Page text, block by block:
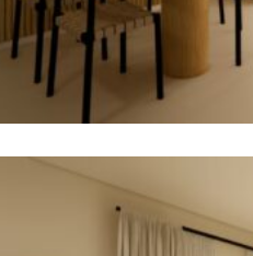
Trilocale
Appartamenti